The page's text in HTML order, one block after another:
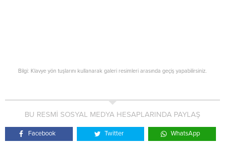
Bilgi: Klavye yön tuşlarını kullanarak galeri resimleri arasında geçiş yapabilirsiniz.
BU RESMİ SOSYAL MEDYA HESAPLARINDA PAYLAŞ
Facebook Twitter WhatsApp